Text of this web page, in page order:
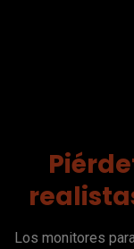
Los monitores